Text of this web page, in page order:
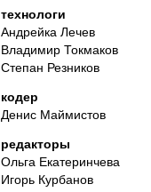
технологи
Андрейка Лечев
Владимир Токмаков
Степан Резников
кодер
Денис Маймистов
редакторы
Ольга Екатеринчева
Игорь Курбанов